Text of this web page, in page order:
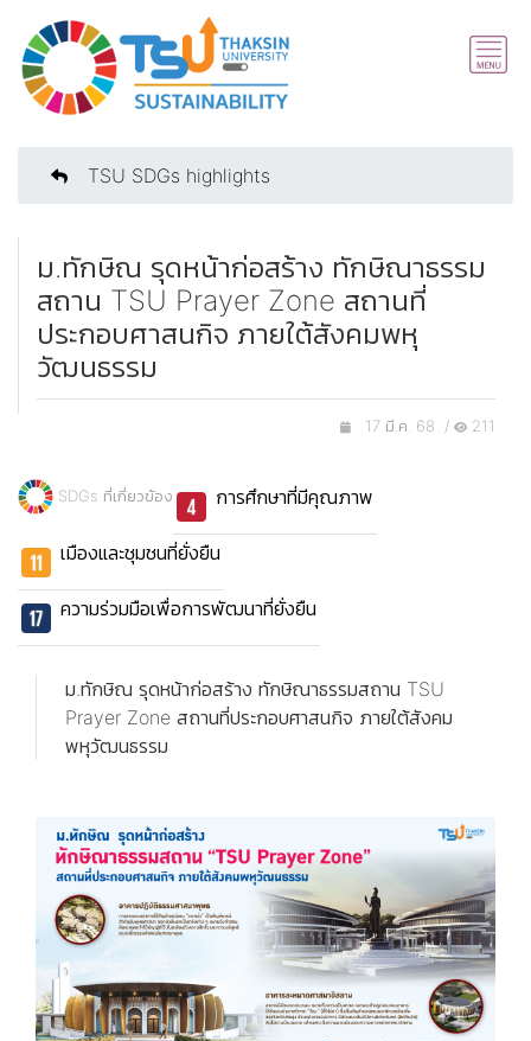
TSU SDGs highlights
ม.ทักษิณ รุดหน้าก่อสร้าง ทักษิณาธรรม
สถาน TSU Prayer Zone สถานที่
ประกอบศาสนกิจ ภายใต้สังคมพหุ
วัฒนธรรม
17 มี.ค. 68 / 211
SDGs ที่เกี่ยวข้อง การศึกษาที่มีคุณภาพ
เมืองและชุมชนที่ยั่งยืน
ความร่วมมือเพื่อการพัฒนาที่ยั่งยืน
ม.ทักษิณ รุดหน้าก่อสร้าง ทักษิณาธรรมสถาน TSU
Prayer Zone สถานที่ประกอบศาสนกิจ ภายใต้สังคม
พหุวัฒนธรรม